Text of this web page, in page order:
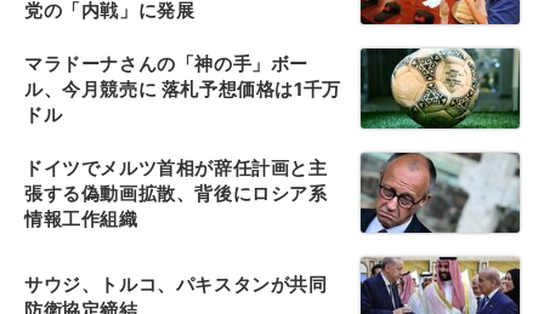
党の「内戦」に発展
マラドーナさんの「神の手」ボー
ル、今月競売に 落札予想価格は1千万
ドル
ドイツでメルツ首相が辞任計画と主
張する偽動画拡散、背後にロシア系
情報工作組織
サウジ、トルコ、パキスタンが共同